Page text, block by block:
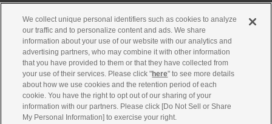
アクセシビリティ方針
古物営業法に基づく表示
製品・事業のお問合せ
We collect unique personal identifiers such as cookies to analyze
our traffic and to personalize content and ads. We share
information about your use of our website with our analytics and
advertising partners, who may combine it with other information
that you have provided to them or that they have collected from
your use of their services. Please click "here" to see more details
about how we use cookies and the retention period of each
cookie. You have the right to opt out of our sharing of your
information with our partners. Please click [Do Not Sell or Share
My Personal Information] to exercise your right.